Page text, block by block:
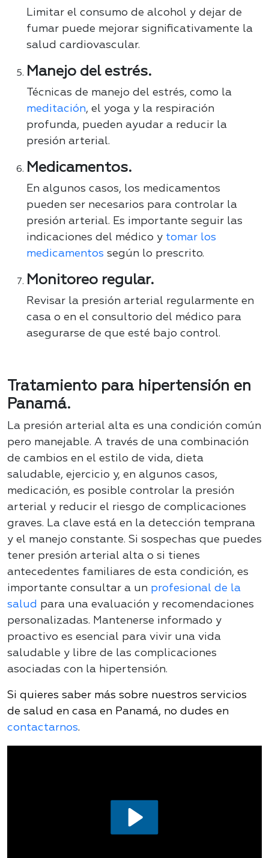
Limitar el consumo de alcohol y dejar de
fumar puede mejorar significativamente la
salud cardiovascular.
Manejo del estrés.
Técnicas de manejo del estrés, como la
meditación, el yoga y la respiración
profunda, pueden ayudar a reducir la
presión arterial.
Medicamentos.
En algunos casos, los medicamentos
pueden ser necesarios para controlar la
presión arterial. Es importante seguir las
indicaciones del médico y tomar los
medicamentos según lo prescrito.
Monitoreo regular.
Revisar la presión arterial regularmente en
casa o en el consultorio del médico para
asegurarse de que esté bajo control.
Tratamiento para hipertensión en
Panamá.
La presión arterial alta es una condición común
pero manejable. A través de una combinación
de cambios en el estilo de vida, dieta
saludable, ejercicio y, en algunos casos,
medicación, es posible controlar la presión
arterial y reducir el riesgo de complicaciones
graves. La clave está en la detección temprana
y el manejo constante. Si sospechas que puedes
tener presión arterial alta o si tienes
antecedentes familiares de esta condición, es
importante consultar a un profesional de la
salud para una evaluación y recomendaciones
personalizadas. Mantenerse informado y
proactivo es esencial para vivir una vida
saludable y libre de las complicaciones
asociadas con la hipertensión.
Si quieres saber más sobre nuestros servicios
de salud en casa en Panamá, no dudes en
contactarnos.